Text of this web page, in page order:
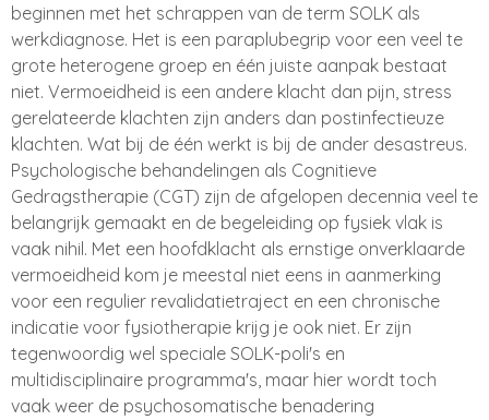
beginnen met het schrappen van de term SOLK als
werkdiagnose. Het is een paraplubegrip voor een veel te
grote heterogene groep en één juiste aanpak bestaat
niet. Vermoeidheid is een andere klacht dan pijn, stress
gerelateerde klachten zijn anders dan postinfectieuze
klachten. Wat bij de één werkt is bij de ander desastreus.
Psychologische behandelingen als Cognitieve
Gedragstherapie (CGT) zijn de afgelopen decennia veel te
belangrijk gemaakt en de begeleiding op fysiek vlak is
vaak nihil. Met een hoofdklacht als ernstige onverklaarde
vermoeidheid kom je meestal niet eens in aanmerking
voor een regulier revalidatietraject en een chronische
indicatie voor fysiotherapie krijg je ook niet. Er zijn
tegenwoordig wel speciale SOLK-poli's en
multidisciplinaire programma's, maar hier wordt toch
vaak weer de psychosomatische benadering